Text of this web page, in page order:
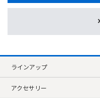
ラインアップ
アクセサリー